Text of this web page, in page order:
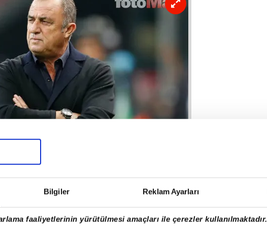
Bilgiler Reklam Ayarları
faaliyetlerinin yürütülmesi amaçları ile çerezler kullanılmaktadır.
bu sene profesyonel işler olduğunu
örgütlü ama amatör işler var
yapıyorlar. Sözlerime
ifadelerini kullanmıştı.